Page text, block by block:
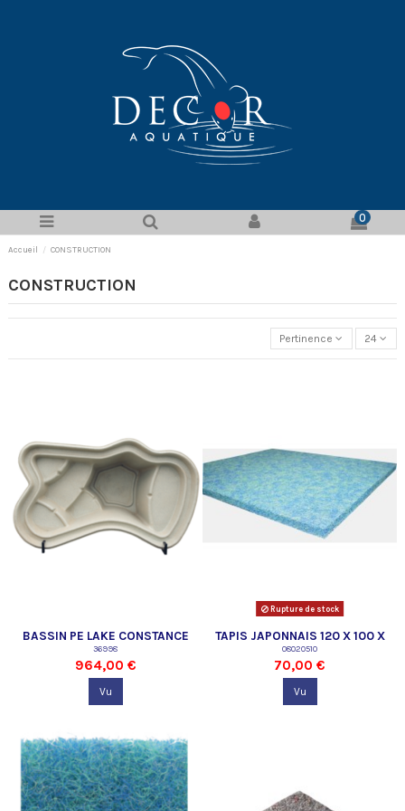
0
Accueil CONSTRUCTION
CONSTRUCTION
Pertinence 24
BASSIN PE LAKE CONSTANCE
SAND
36998
964,00 €
Vu
Rupture de stock
TAPIS JAPONNAIS 120 X 100 X
3,8 CM BLEU
08020510
70,00 €
Vu